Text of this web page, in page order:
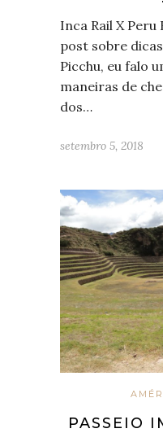
Inca Rail X Peru
post sobre
Picchu, eu falo
maneiras de
dos…
setembro 5, 2018
PASSEIO